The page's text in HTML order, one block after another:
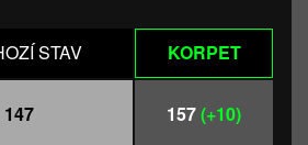
STAV KORPET
147 157(+10)